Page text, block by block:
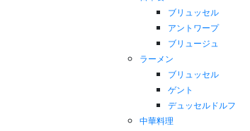
ブリュッセル
アントワープ
ブリュージュ
ラーメン
ブリュッセル
ゲント
デュッセルドルフ
中華料理